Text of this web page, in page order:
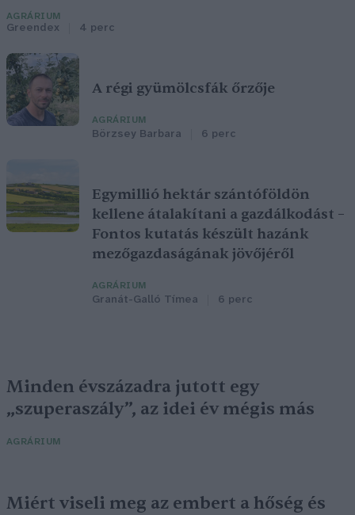
AGRÁRIUM
Greendex 4 perc
A régi gyümölcsfák őrzője
AGRÁRIUM
Börzsey Barbara 6 perc
Egymillió hektár szántóföldön
kellene átalakítani a gazdálkodást –
Fontos kutatás készült hazánk
mezőgazdaságának jövőjéről
AGRÁRIUM
Granát-Galló Tímea 6 perc
Minden évszázadra jutott egy
„szuperaszály”, az idei év mégis más
AGRÁRIUM
Miért viseli meg az embert a hőség és